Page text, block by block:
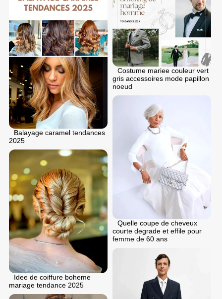
Balayage caramel tendances
2025
Costume mariee couleur vert
gris accessoires mode papillon
noeud
Quelle coupe de cheveux
courte degrade et effile pour
femme de 60 ans
Idee de coiffure boheme
mariage tendance 2025